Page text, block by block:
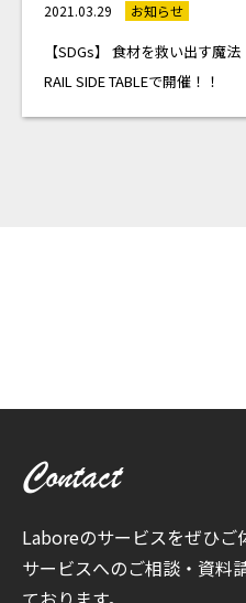
2021.03.29 お知らせ
【SDGs】 食材を救い出す魔
RAIL SIDE TABLEで開催！！
Contact
Laboreのサービスをぜひご
サービスへのご相談・資料